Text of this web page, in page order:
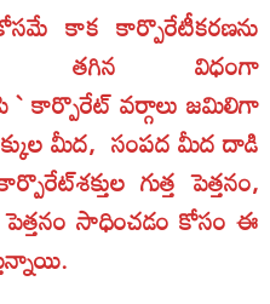
కాక కార్పొరేటీకరణను
తగిన విధంగా
` కార్పొరేట్‌ వర్గాలు జమిలిగా
మీద, సంపద మీద దాడి
గుత్త పెత్తనం,
పెత్తనం సాధించడం కోసం ఈ